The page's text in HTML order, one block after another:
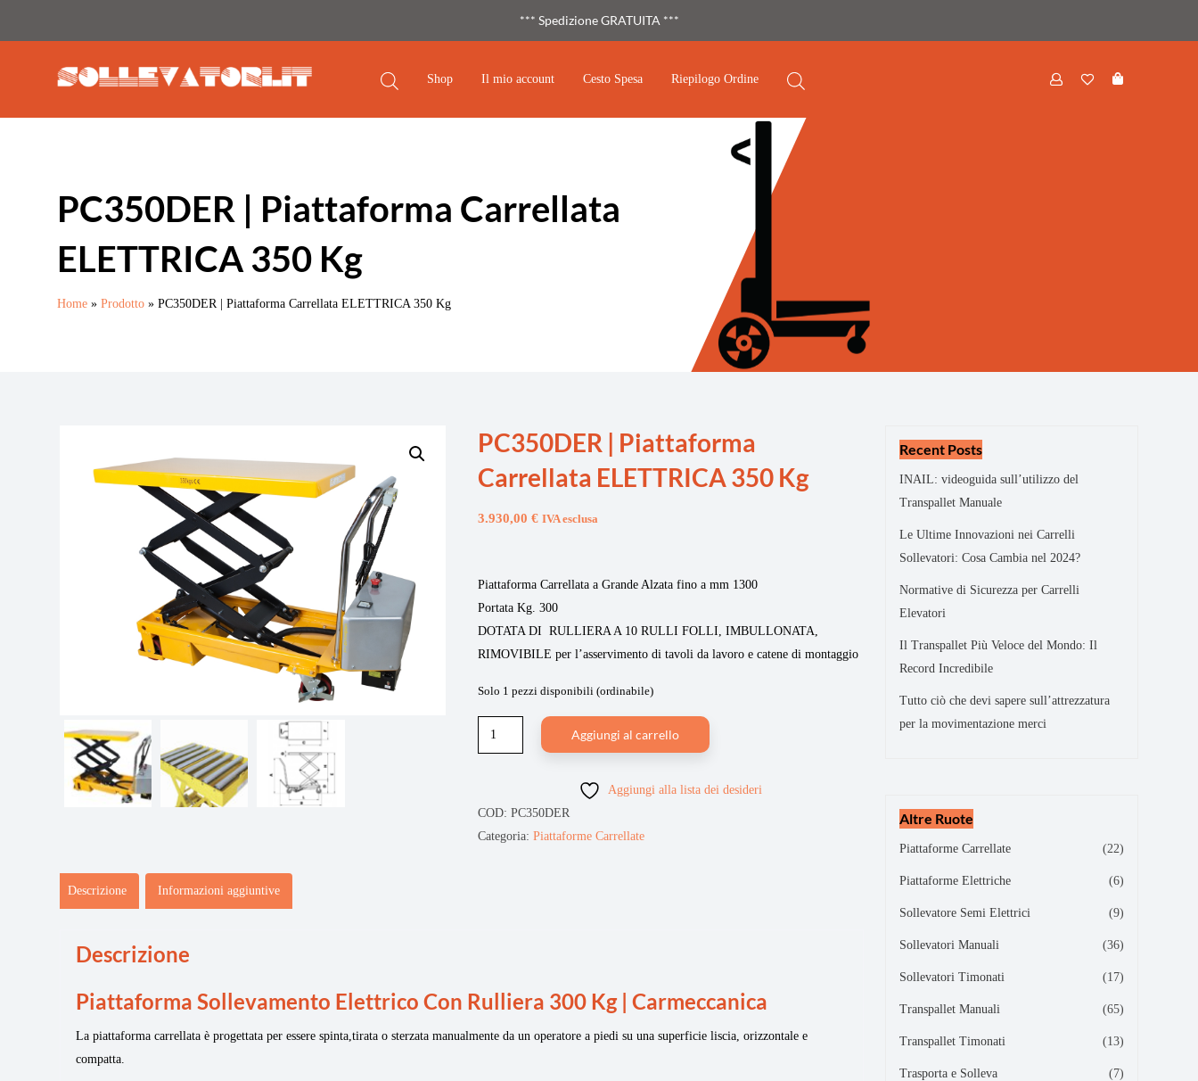
*** Spedizione GRATUITA ***
Shop Il mio account Cesto Spesa Riepilogo Ordine
PC350DER | Piattaforma Carrellata
ELETTRICA 350 Kg
Home » Prodotto » PC350DER | Piattaforma Carrellata ELETTRICA 350 Kg
PC350DER | Piattaforma
Carrellata ELETTRICA 350 Kg
3.930,00 € IVA esclusa
Piattaforma Carrellata a Grande Alzata fino a mm 1300
Portata Kg. 300
DOTATA DI RULLIERA A 10 RULLI FOLLI, IMBULLONATA,
RIMOVIBILE per l’asservimento di tavoli da lavoro e catene di montaggio
Solo 1 pezzi disponibili (ordinabile)
Aggiungi al carrello
Aggiungi alla lista dei desideri
COD: PC350DER
Categoria: Piattaforme Carrellate
Descrizione Informazioni aggiuntive
Descrizione
Piattaforma Sollevamento Elettrico Con Rulliera 300 Kg | Carmeccanica
La piattaforma carrellata è progettata per essere spinta,tirata o sterzata manualmente da un operatore a piedi su una superficie liscia, orizzontale e
compatta.
Recent Posts
INAIL: videoguida sull’utilizzo del
Transpallet Manuale
Le Ultime Innovazioni nei Carrelli
Sollevatori: Cosa Cambia nel 2024?
Normative di Sicurezza per Carrelli
Elevatori
Il Transpallet Più Veloce del Mondo: Il
Record Incredibile
Tutto ciò che devi sapere sull’attrezzatura
per la movimentazione merci
Altre Ruote
Piattaforme Carrellate (22)
Piattaforme Elettriche (6)
Sollevatore Semi Elettrici (9)
Sollevatori Manuali (36)
Sollevatori Timonati (17)
Transpallet Manuali (65)
Transpallet Timonati (13)
Trasporta e Solleva (7)